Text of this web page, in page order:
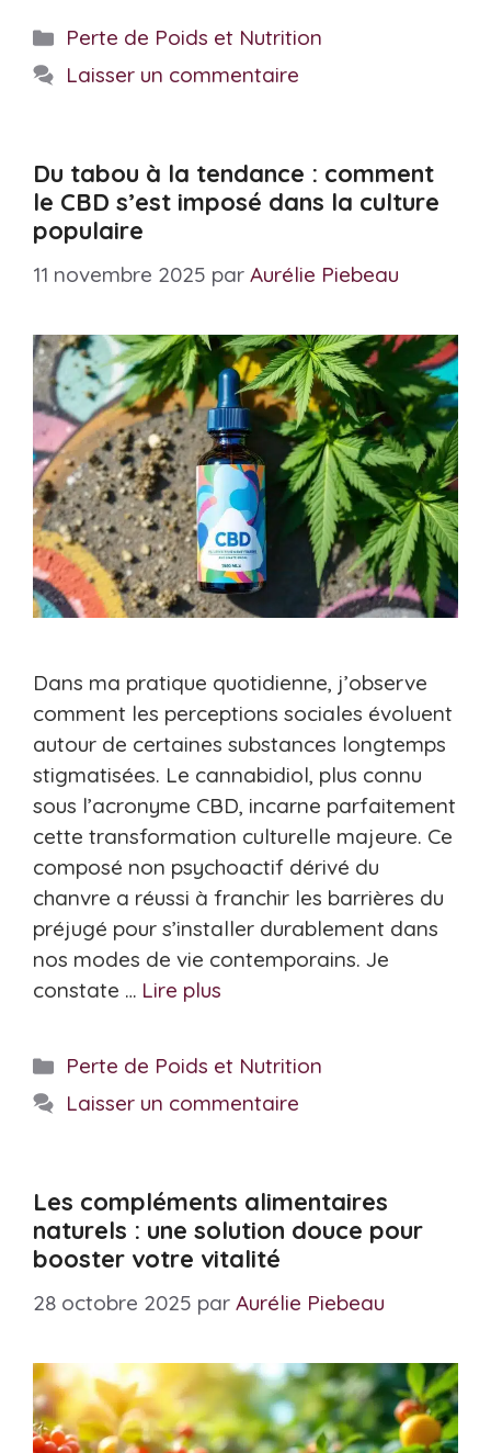
Catégories
Perte de Poids et Nutrition
Laisser un commentaire
Du tabou à la tendance : comment
le CBD s’est imposé dans la culture
populaire
11 novembre 2025 par Aurélie Piebeau
Dans ma pratique quotidienne, j’observe
comment les perceptions sociales évoluent
autour de certaines substances longtemps
stigmatisées. Le cannabidiol, plus connu
sous l’acronyme CBD, incarne parfaitement
cette transformation culturelle majeure. Ce
composé non psychoactif dérivé du
chanvre a réussi à franchir les barrières du
préjugé pour s’installer durablement dans
nos modes de vie contemporains. Je
constate … Lire plus
Catégories
Perte de Poids et Nutrition
Laisser un commentaire
Les compléments alimentaires
naturels : une solution douce pour
booster votre vitalité
28 octobre 2025 par Aurélie Piebeau